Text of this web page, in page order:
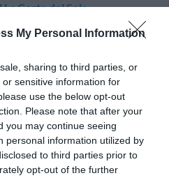
My Personal Information
sharing to third parties, or
sensitive information for
use the below opt-out
Please note that after your
you may continue seeing
personal information utilized by
to third parties prior to
opt-out of the further
La Corte del Sole
kmdal centro
TARIFFE
Villa Favorita
kmdal centro
8.8/10